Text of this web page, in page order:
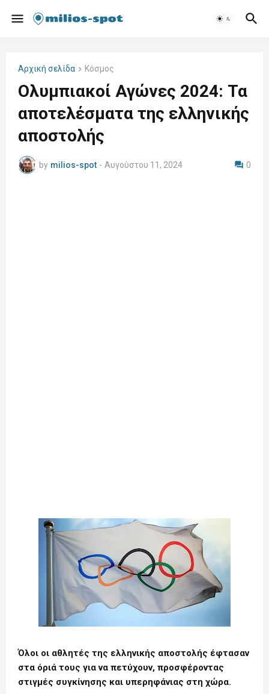
Αρχική σελίδα Κόσμος
Ολυμπιακοί Αγώνες 2024: Τα
αποτελέσματα της ελληνικής
αποστολής
by milios-spot - Αυγούστου 11, 2024 0
Όλοι οι αθλητές της ελληνικής αποστολής έφτασαν
στα όριά τους για να πετύχουν, προσφέροντας
στιγμές συγκίνησης και υπερηφάνιας στη χώρα.